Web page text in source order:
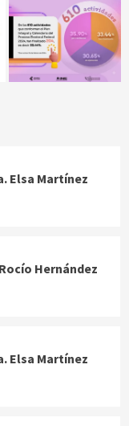
Elsa Martínez
Hernández
Elsa Martínez